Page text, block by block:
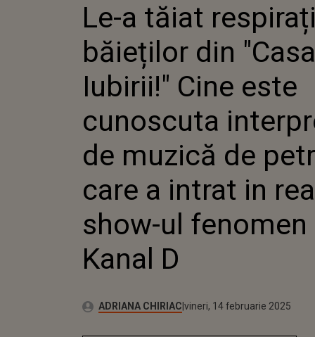
IUBIRII!"
MUZICĂ
D
Le-a tăiat
băieților din "Casa
Iubirii!" Cine este
cunoscuta
de muzică de
care a intrat in
show-ul fenomen
Kanal D
Autor:ADRIANA CHIRIACPublicat:
vineri, 14 februarie 2025
Actualizat:
vineri, 14 februarie 2025